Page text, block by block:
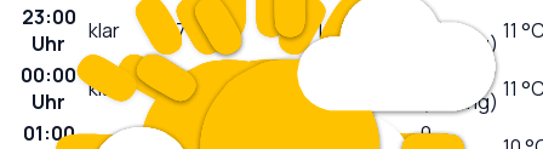
23:00
Uhr
klar 17°C 0,0L/m²
0
(niedrig) 11
00:00
Uhr
klar °C 0,0
(niedrig) 11
01:00
0